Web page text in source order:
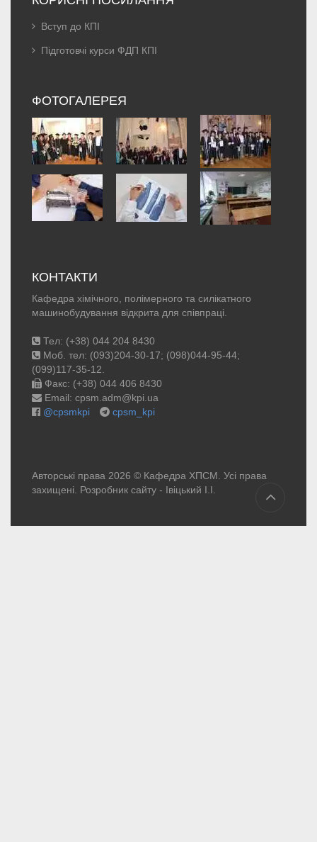
Вступ до КПІ
Підготовчі курси ФДП КПІ
ФОТОГАЛЕРЕЯ
КОНТАКТИ
Кафедра хімічного, полімерного та силікатного
машинобудування відкрита для співпраці.
Тел: (+38) 044 204 8430
Моб. тел: (093)204-30-17; (098)044-95-44;
(099)117-35-12.
Факс: (+38) 044 406 8430
Email: cpsm.adm@kpi.ua
@cpsmkpi
cpsm_kpi
Авторські права 2026 © Кафедра ХПСМ. Усі права
захищені. Розробник сайту - Івіцький І.І.